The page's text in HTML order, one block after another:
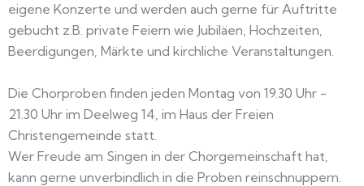
eigene Konzerte und werden auch gerne für Auftritte
gebucht z.B. private Feiern wie Jubiläen, Hochzeiten,
Beerdigungen, Märkte und kirchliche Veranstaltungen.
Die Chorproben finden jeden Montag von 19.30 Uhr -
21.30 Uhr im Deelweg 14, im Haus der Freien
Christengemeinde statt.
Wer Freude am Singen in der Chorgemeinschaft hat,
kann gerne unverbindlich in die Proben reinschnuppern.